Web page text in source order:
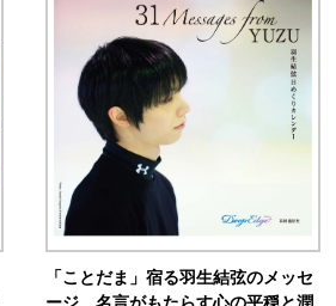
「ことだま」宿る羽生結弦のメッセ
ージ 名言がもたらす心の平穏と潤